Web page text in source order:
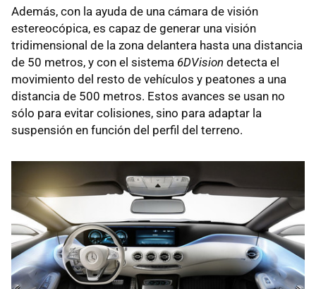
Además, con la ayuda de una cámara de visión
estereocópica, es capaz de generar una visión
tridimensional de la zona delantera hasta una distancia
de 50 metros, y con el sistema 6DVision detecta el
movimiento del resto de vehículos y peatones a una
distancia de 500 metros. Estos avances se usan no
sólo para evitar colisiones, sino para adaptar la
suspensión en función del perfil del terreno.